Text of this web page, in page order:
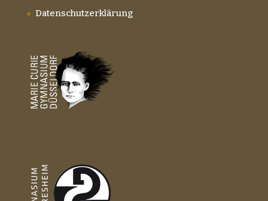
Datenschutzerklärung